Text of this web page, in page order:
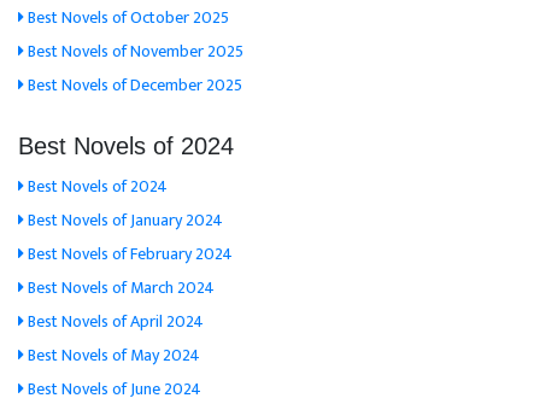
Best Novels of October 2025
Best Novels of November 2025
Best Novels of December 2025
Best Novels of 2024
Best Novels of 2024
Best Novels of January 2024
Best Novels of February 2024
Best Novels of March 2024
Best Novels of April 2024
Best Novels of May 2024
Best Novels of June 2024